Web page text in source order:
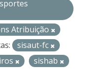
Atribuição
sisaut-fc
sishab